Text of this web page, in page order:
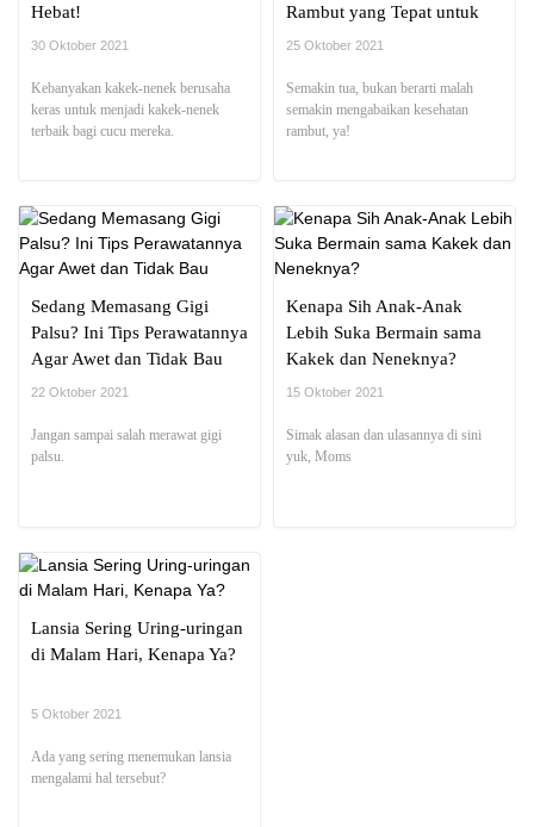
Hebat!
30 Oktober 2021
Kebanyakan kakek-nenek berusaha
keras untuk menjadi kakek-nenek
terbaik bagi cucu mereka.
Rambut yang Tepat untuk
Lansia?
25 Oktober 2021
Semakin tua, bukan berarti malah
semakin mengabaikan kesehatan
rambut, ya!
Sedang Memasang Gigi
Palsu? Ini Tips Perawatannya
Agar Awet dan Tidak Bau
22 Oktober 2021
Jangan sampai salah merawat gigi
palsu.
Kenapa Sih Anak-Anak
Lebih Suka Bermain sama
Kakek dan Neneknya?
15 Oktober 2021
Simak alasan dan ulasannya di sini
yuk, Moms
Lansia Sering Uring-uringan
di Malam Hari, Kenapa Ya?
5 Oktober 2021
Ada yang sering menemukan lansia
mengalami hal tersebut?